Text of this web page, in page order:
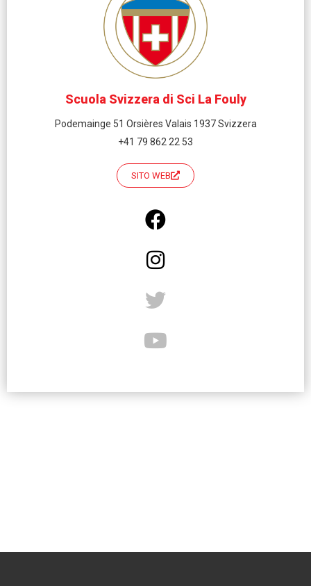
Scuola Svizzera di Sci La Fouly
Podemainge 51 Orsières Valais 1937 Svizzera
+41 79 862 22 53
SITO WEB